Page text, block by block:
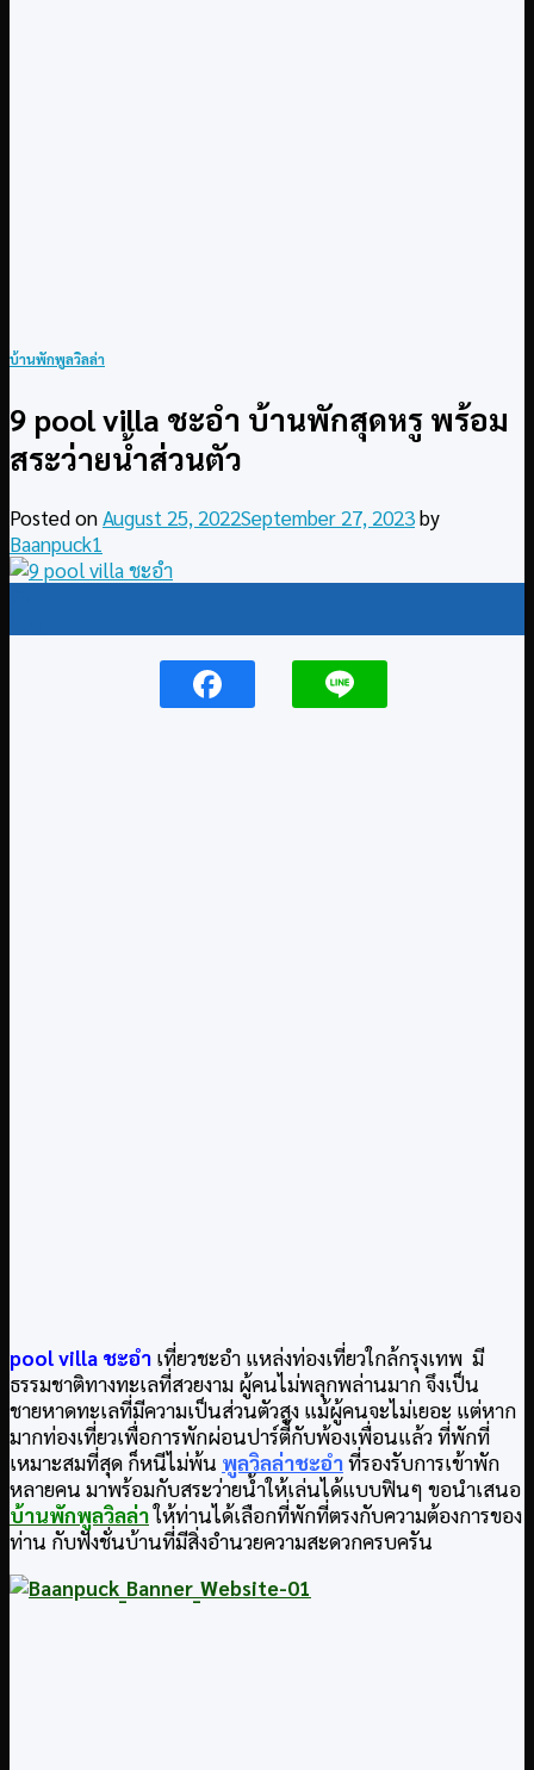
บ้านพักพูลวิลล่า
9 pool villa ชะอำ บ้านพักสุดหรู พร้อม
สระว่ายน้ำส่วนตัว
Posted onAugust 25, 2022September 27, 2023by
Baanpuck1
pool villa ชะอำ เที่ยวชะอำ แหล่งท่องเที่ยวใกล้กรุงเทพ มี
ธรรมชาติทางทะเลที่สวยงาม ผู้คนไม่พลุกพล่านมาก จึงเป็น
ชายหาดทะเลที่มีความเป็นส่วนตัวสูง แม้ผู้คนจะไม่เยอะ แต่หาก
มากท่องเที่ยวเพื่อการพักผ่อนปาร์ตี้กับพ้องเพื่อนแล้ว ที่พักที่
เหมาะสมที่สุด ก็หนีไม่พ้น พูลวิลล่าชะอำที่รองรับการเข้าพัก
หลายคน มาพร้อมกับสระว่ายน้ำให้เล่นได้แบบฟินๆ ขอนำเสนอ
บ้านพักพูลวิลล่าให้ท่านได้เลือกที่พักที่ตรงกับความต้องการของ
ท่าน กับฟังชั่นบ้านที่มีสิ่งอำนวยความสะดวกครบครัน